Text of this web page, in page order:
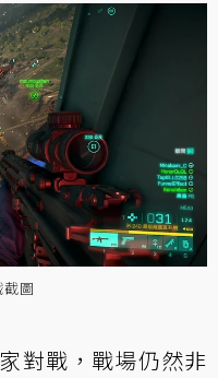
圖
對戰，戰場仍然非